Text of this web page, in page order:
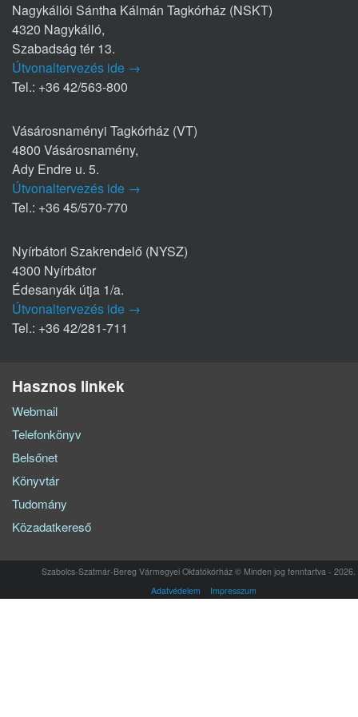
Nagykállói Sántha Kálmán Tagkórház (NSKT)
4320 Nagykálló,
Szabadság tér 13.
Útvonaltervezés ide →
Tel.: +36 42/563-800
Vásárosnaményi Tagkórház (VT)
4800 Vásárosnamény,
Ady Endre u. 5.
Útvonaltervezés ide →
Tel.: +36 45/570-770
Nyírbátori Szakrendelő (NYSZ)
4300 Nyírbátor
Édesanyák útja 1/a.
Útvonaltervezés ide →
Tel.: +36 42/281-711
Hasznos linkek
Webmail
Telefonkönyv
Belsőnet
Könyvtár
Tudomány
Közadatkereső
Szabolcs-Szatmár-Bereg Vármegyei Oktatókórház © Minden jog fenntartva - 2026.
Adatvédelem
Impresszum